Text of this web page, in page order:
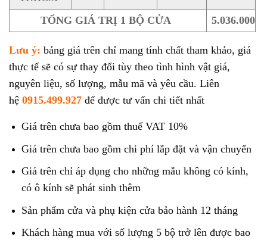
TỔNG GIÁ TRỊ 1 BỘ CỬA
5.036.000
Lưu ý: bảng giá trên chỉ mang tính chất tham khảo, giá
thực tế sẽ có sự thay đổi tùy theo tình hình vật giá,
nguyên liệu, số lượng, mẫu mã và yêu cầu. Liên
hệ 0915.499.927 để được tư vấn chi tiết nhất
Giá trên chưa bao gồm thuế VAT 10%
Giá trên chưa bao gồm chi phí lắp đặt và vận chuyển
Giá trên chỉ áp dụng cho những mẫu không có kính,
có ô kính sẽ phát sinh thêm
Sản phẩm cửa và phụ kiện cửa bảo hành 12 tháng
Khách hàng mua với số lượng 5 bộ trở lên được bao